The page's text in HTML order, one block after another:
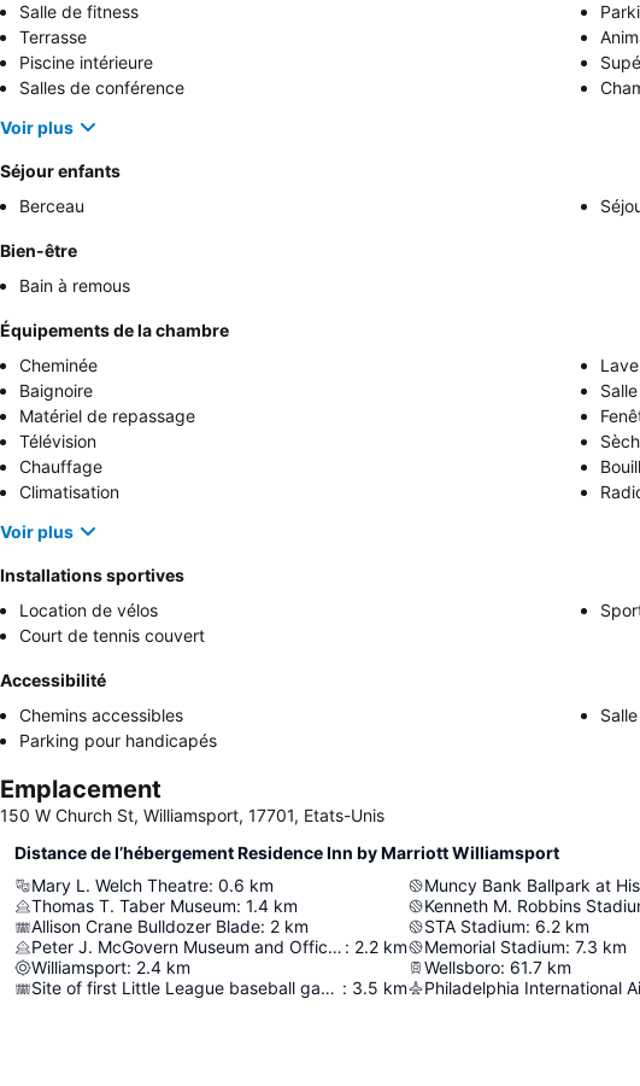
Salle de fitness
Terrasse
Piscine intérieure
Salles de conférence
Voir plus
Séjour enfants
Berceau
Bien-être
Bain à remous
Équipements de la chambre
Cheminée
Baignoire
Matériel de repassage
Télévision
Chauffage
Climatisation
Voir plus
Installations sportives
Location de vélos
Court de tennis couvert
Accessibilité
Chemins accessibles
Parking pour handicapés
Emplacement
150 W Church St, Williamsport, 17701, Etats-Unis
Distance de l’hébergement Residence Inn by Marriott Williamsport
Mary L. Welch Theatre: 0.6 km
Thomas T. Taber Museum: 1.4 km
Allison Crane Bulldozer Blade: 2 km
Peter J. McGovern Museum and Official Store : 2.2 km
Williamsport: 2.4 km
Site of first Little League baseball game : 3.5 km
Kenneth M. Robbins
STA Stadium: 6.2 km
Memorial Stadium: 7.3 km
Wellsboro: 61.7 km
Philadelphia International